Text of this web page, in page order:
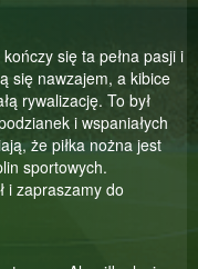
się ta pełna pasji i
się nawzajem, a kibice
rywalizację. To był
i wspaniałych
że piłka nożna jest
sportowych.
i zapraszamy do